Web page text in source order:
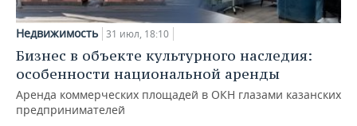
Недвижимость 31 июл, 18:10
Бизнес в объекте культурного наследия:
особенности национальной аренды
Аренда коммерческих площадей в ОКН глазами казанских
предпринимателей